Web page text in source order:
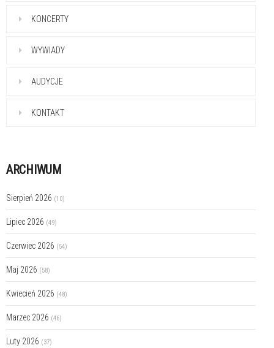
KONCERTY
WYWIADY
AUDYCJE
KONTAKT
ARCHIWUM
Sierpień 2026 (10)
Lipiec 2026 (49)
Czerwiec 2026 (54)
Maj 2026 (58)
Kwiecień 2026 (48)
Marzec 2026 (46)
Luty 2026 (37)